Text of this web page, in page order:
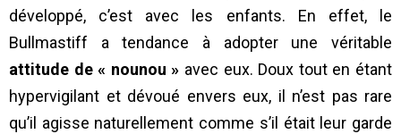
développé, c’est avec les enfants. En effet, le
Bullmastiff a tendance à adopter une véritable
attitude de « nounou » avec eux. Doux tout en étant
hypervigilant et dévoué envers eux, il n’est pas rare
qu’il agisse naturellement comme s’il était leur garde